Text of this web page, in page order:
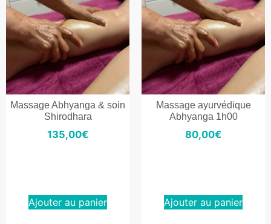
Massage Abhyanga & soin
Shirodhara
135,00€
Ajouter au panier
Massage ayurvédique
Abhyanga 1h00
80,00€
Ajouter au panier